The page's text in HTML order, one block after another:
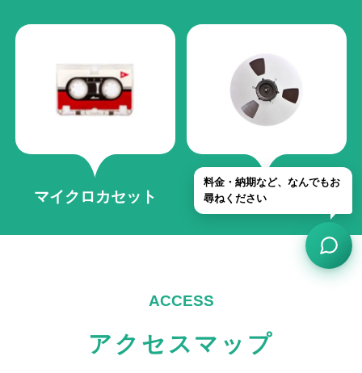
マイクロカセット オープンリール
アクセスマップ